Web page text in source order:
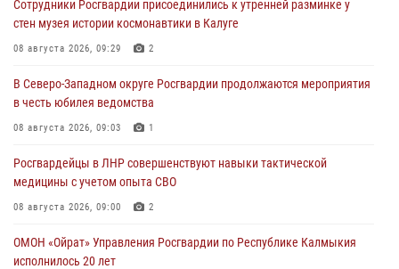
Сотрудники Росгвардии присоединились к утренней разминке у
стен музея истории космонавтики в Калуге
08 августа 2026, 09:29 2
В Северо-Западном округе Росгвардии продолжаются мероприятия
в честь юбилея ведомства
08 августа 2026, 09:03 1
Росгвардейцы в ЛНР совершенствуют навыки тактической
медицины с учетом опыта СВО
08 августа 2026, 09:00 2
ОМОН «Ойрат» Управления Росгвардии по Республике Калмыкия
исполнилось 20 лет